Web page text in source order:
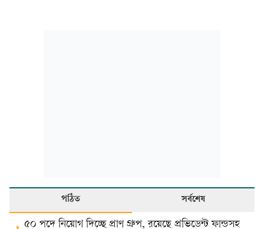
পঠিত সর্বশেষ
৫০ পদে নিয়োগ দিচ্ছে প্রাণ গ্রুপ, রয়েছে প্রভিডেন্ট ফান্ডসহ